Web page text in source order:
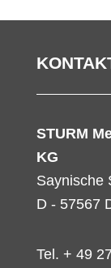
STURM
KG
Saynische
D - 57567
Tel. + 49